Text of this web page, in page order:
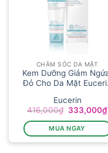
CHĂM SÓC DA MẶT
Kem Dưỡng Giảm
Đỏ Cho Da Mặt
Eucerin
416,000₫ Giá
là:
416,000₫.
333,000₫
MUA NGAY